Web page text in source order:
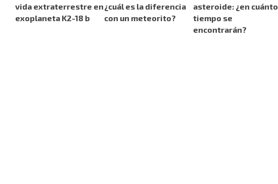
vida extraterrestre en
exoplaneta K2-18 b
¿cuál es la diferencia
con un meteorito?
asteroide: ¿en cuánto
tiempo se
encontrarán?